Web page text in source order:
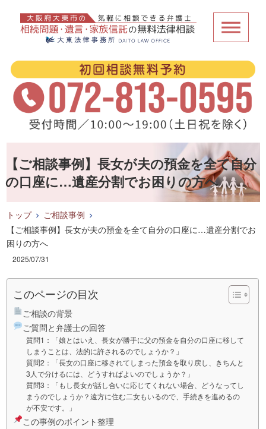
【ご相談事例】長女が夫の預金を全て自分
の口座に…遺産分割でお困りの方へ
トップ
ご相談事例
【ご相談事例】長女が夫の預金を全て自分の口座に…遺産分割でお
困りの方へ
2025/07/31
このページの目次
ご相談の背景
ご質問と弁護士の回答
質問1：「娘とはいえ、長女が勝手に父の預金を自分の口座に移して
しまうことは、法的に許されるのでしょうか？」
質問2：「長女の口座に移されてしまった預金を取り戻し、きちんと
3人で分けるには、どうすればよいのでしょうか？」
質問3：「もし長女が話し合いに応じてくれない場合、どうなってし
まうのでしょうか？遠方に住む二女もいるので、手続きを進めるの
が不安です。」
この事例のポイント整理